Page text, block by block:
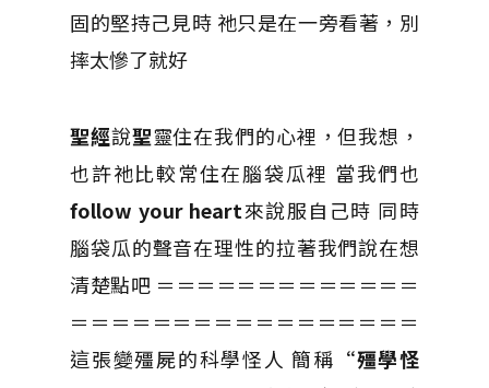
固的堅持己見時 祂只是在一旁看著，別
摔太慘了就好
聖經說聖靈住在我們的心裡，但我想，
也許祂比較常住在腦袋瓜裡 當我們也
follow your heart來說服自己時 同時
腦袋瓜的聲音在理性的拉著我們說在想
清楚點吧 ＝＝＝＝＝＝＝＝＝＝＝＝＝
＝＝＝＝＝＝＝＝＝＝＝＝＝＝＝＝＝
這張變殭屍的科學怪人 簡稱 “殭學怪